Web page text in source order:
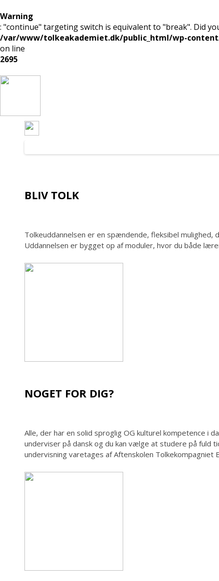
Warning
: "continue" targeting switch is equivalent to "break". Did
/var/www/tolkeakademiet.dk/public_html/wp-
on line
2695
BLIV TOLK
Tolkeuddannelsen er en spændende, fleksibel
Uddannelsen er bygget op af moduler, hvor du både
NOGET FOR DIG?
Alle, der har en solid sproglig OG kulturel kompetence i
underviser på dansk og du kan vælge at studere på fuld
undervisning varetages af Aftenskolen Tolkekompagniet